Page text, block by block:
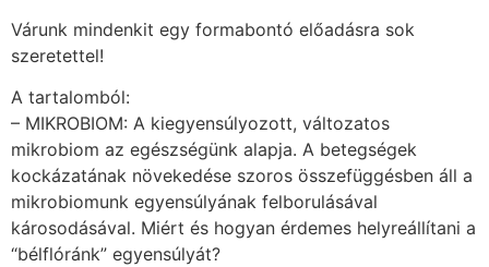
Várunk mindenkit egy formabontó előadásra sok
szeretettel!
A tartalomból:
– MIKROBIOM: A kiegyensúlyozott, változatos
mikrobiom az egészségünk alapja. A betegségek
kockázatának növekedése szoros összefüggésben áll a
mikrobiomunk egyensúlyának felborulásával
károsodásával. Miért és hogyan érdemes helyreállítani a
“bélflóránk” egyensúlyát?